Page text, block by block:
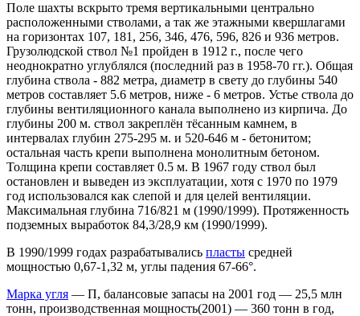
Поле шахты вскрыто тремя вертикальными центрально
расположенными стволами, а так же этажными квершлагами
на горизонтах 107, 181, 256, 346, 476, 596, 826 и 936 метров.
Грузолюдской ствол №1 пройден в 1912 г., после чего
неоднократно углублялся (последний раз в 1958-70 гг.). Общая
глубина ствола - 882 метра, диаметр в свету до глубины 540
метров составляет 5.6 метров, ниже - 6 метров. Устье ствола до
глубины вентиляционного канала выполнено из кирпича. До
глубины 200 м. ствол закреплён тёсанным камнем, в
интервалах глубин 275-295 м. и 520-646 м - бетонитом;
остальная часть крепи выполнена монолитным бетоном.
Толщина крепи составляет 0.5 м. В 1967 году ствол был
остановлен и выведен из эксплуатации, хотя с 1970 по 1979
год использовался как слепой и для целей вентиляции.
Максимальная глубина 716/821 м (1990/1999). Протяженность
подземных выработок 84,3/28,9 км (1990/1999).
В 1990/1999 годах разрабатывались пласты средней
мощностью 0,67-1,32 м, углы падения 67-66°.
Марка угля — П, балансовые запасы на 2001 год — 25,5 млн
тонн, производственная мощность(2001) — 360 тонн в год,